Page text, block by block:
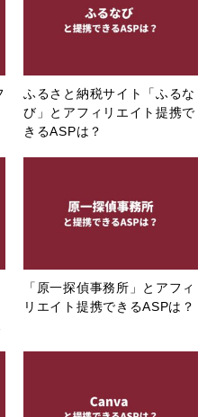
ふるさと納税サイト「ふるな
び」とアフィリエイト提携で
きるASPは？
「原一探偵事務所」とアフィ
リエイト提携できるASPは？